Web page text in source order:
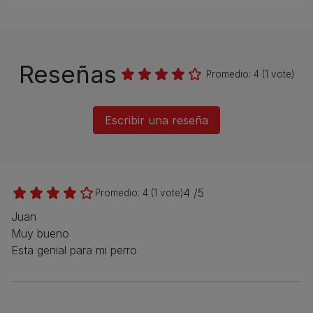
Reseñas Promedio: 4 (1 vote)
Escribir una reseña
Promedio: 4 (1 vote)4 /5
Juan
Muy bueno
Esta genial para mi perro